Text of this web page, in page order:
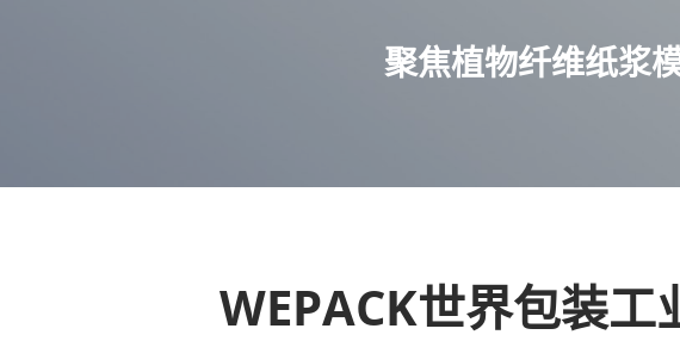
展会布局图
往届回顾
聚焦植物纤维纸浆
WEPACK世界包装